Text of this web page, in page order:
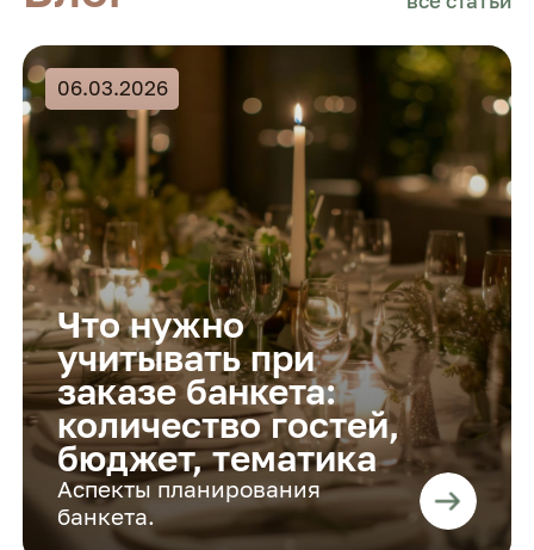
06.03.2026
Что нужно
учитывать при
заказе банкета:
количество гостей,
бюджет, тематика
Аспекты планирования
банкета.